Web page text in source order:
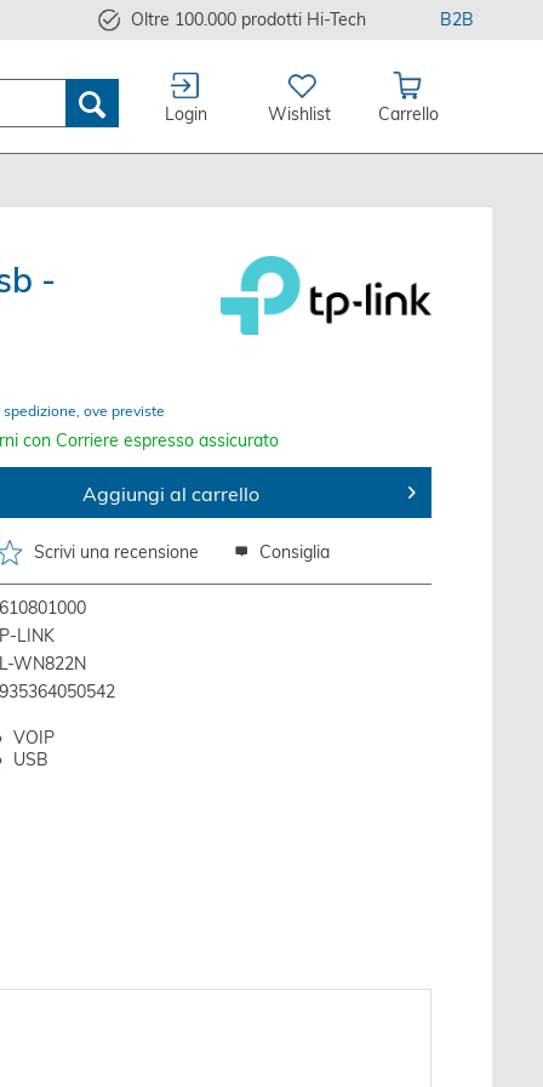
Oltre 100.000 prodotti Hi-Tech B2B
Login Wishlist Carrello
-
ove previste
con Corriere espresso assicurato
Aggiungi al carrello
Scrivi una recensione Consiglia
LINK
WN822N
VOIP
USB